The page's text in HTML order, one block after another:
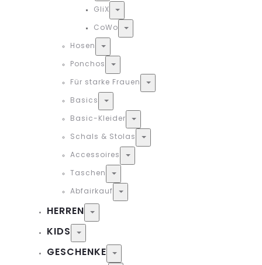
GliX Toggle
CoWo Toggle
Hosen Toggle
Ponchos Toggle
Für starke Frauen Toggle
Basics Toggle
Basic-Kleider Toggle
Schals & Stolas Toggle
Accessoires Toggle
Taschen Toggle
Abfairkauf Toggle
HERREN Toggle
KIDS Toggle
GESCHENKE Toggle